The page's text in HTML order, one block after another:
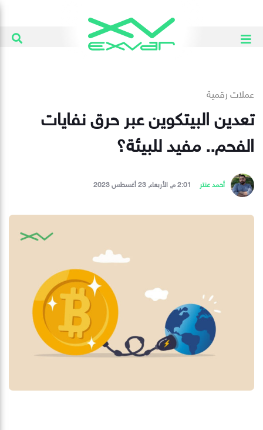
عملات رقمية
تعدين البيتكوين عبر حرق نفايات
الفحم.. مفيد للبيئة؟
أحمد عنتر 2:01 م, الأربعاء, 23 أغسطس 2023